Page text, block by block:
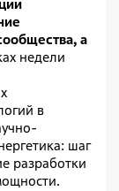
а
недели
в
шаг
разработки